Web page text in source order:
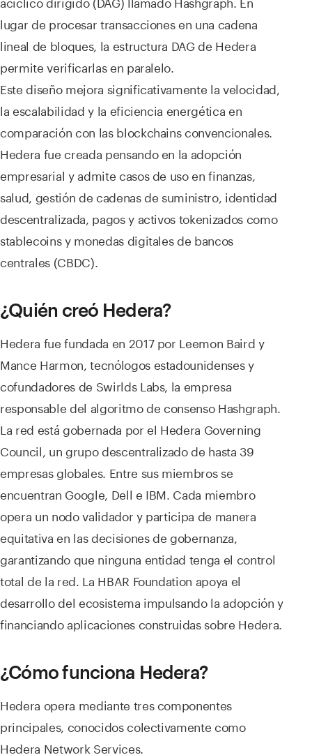
lugar de procesar transacciones en una cadena
lineal de bloques, la estructura DAG de Hedera
permite verificarlas en paralelo.
Este diseño mejora significativamente la velocidad,
la escalabilidad y la eficiencia energética en
comparación con las blockchains convencionales.
Hedera fue creada pensando en la adopción
empresarial y admite casos de uso en finanzas,
salud, gestión de cadenas de suministro, identidad
descentralizada, pagos y activos tokenizados como
stablecoins y monedas digitales de bancos
centrales (CBDC).
¿Quién creó Hedera?
Hedera fue fundada en 2017 por Leemon Baird y
Mance Harmon, tecnólogos estadounidenses y
cofundadores de Swirlds Labs, la empresa
responsable del algoritmo de consenso Hashgraph.
La red está gobernada por el Hedera Governing
Council, un grupo descentralizado de hasta 39
empresas globales. Entre sus miembros se
encuentran Google, Dell e IBM. Cada miembro
opera un nodo validador y participa de manera
equitativa en las decisiones de gobernanza,
garantizando que ninguna entidad tenga el control
total de la red. La HBAR Foundation apoya el
desarrollo del ecosistema impulsando la adopción y
financiando aplicaciones construidas sobre Hedera.
¿Cómo funciona Hedera?
Hedera opera mediante tres componentes
principales, conocidos colectivamente como
Hedera Network Services.